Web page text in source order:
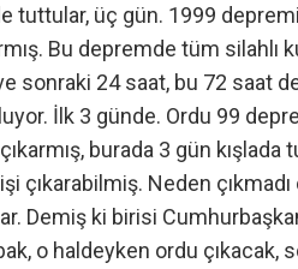
tuttular, üç gün. 1999
Bu depremde tüm silahlı
sonraki 24 saat, bu 72 saat
İlk 3 günde. Ordu 99
burada 3 gün
çıkarabilmiş. Neden
Demiş ki birisi
o haldeyken ordu çıkacak,